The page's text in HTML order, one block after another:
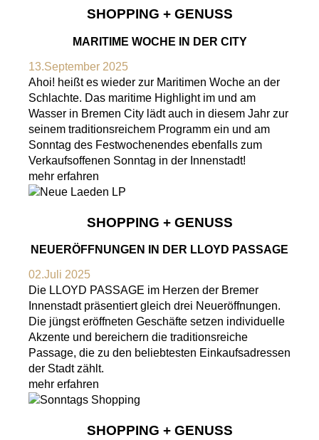
SHOPPING + GENUSS
MARITIME WOCHE IN DER CITY
13.September 2025
Ahoi! heißt es wieder zur Maritimen Woche an der
Schlachte. Das maritime Highlight im und am
Wasser in Bremen City lädt auch in diesem Jahr zur
seinem traditionsreichem Programm ein und am
Sonntag des Festwochenendes ebenfalls zum
Verkaufsoffenen Sonntag in der Innenstadt!
mehr erfahren
SHOPPING + GENUSS
NEUERÖFFNUNGEN IN DER LLOYD PASSAGE
02.Juli 2025
Die LLOYD PASSAGE im Herzen der Bremer
Innenstadt präsentiert gleich drei Neueröffnungen.
Die jüngst eröffneten Geschäfte setzen individuelle
Akzente und bereichern die traditionsreiche
Passage, die zu den beliebtesten Einkaufsadressen
der Stadt zählt.
mehr erfahren
SHOPPING + GENUSS